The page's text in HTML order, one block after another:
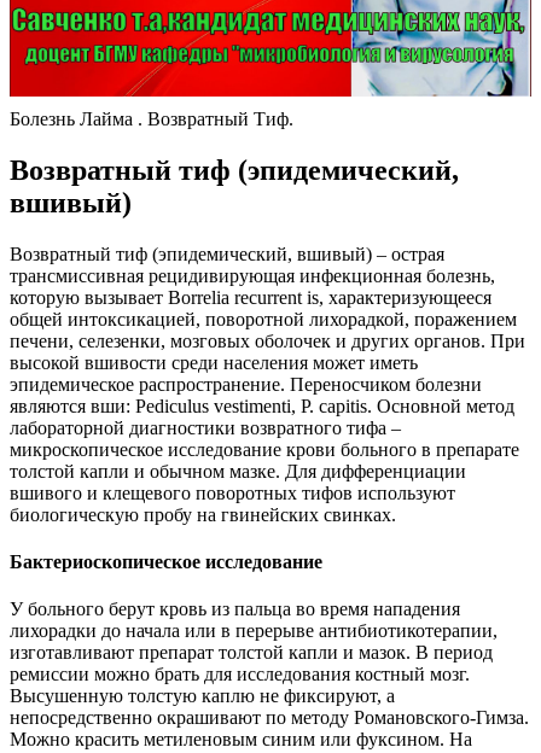
Болезнь Лайма . Возвратный Тиф.
Возвратный тиф (эпидемический,
вшивый)
Возвратный тиф (эпидемический, вшивый) – острая
трансмиссивная рецидивирующая инфекционная болезнь,
которую вызывает Borrelia recurrent is, характеризующееся
общей интоксикацией, поворотной лихорадкой, поражением
печени, селезенки, мозговых оболочек и других органов. При
высокой вшивости среди населения может иметь
эпидемическое распространение. Переносчиком болезни
являются вши: Pediculus vestimenti, P. capitis. Основной метод
лабораторной диагностики возвратного тифа –
микроскопическое исследование крови больного в препарате
толстой капли и обычном мазке. Для дифференциации
вшивого и клещевого поворотных тифов используют
биологическую пробу на гвинейских свинках.
Бактериоскопическое исследование
У больного берут кровь из пальца во время нападения
лихорадки до начала или в перерыве антибиотикотерапии,
изготавливают препарат толстой капли и мазок. В период
ремиссии можно брать для исследования костный мозг.
Высушенную толстую каплю не фиксируют, а
непосредственно окрашивают по методу Романовского-Гимза.
Можно красить метиленовым синим или фуксином. На